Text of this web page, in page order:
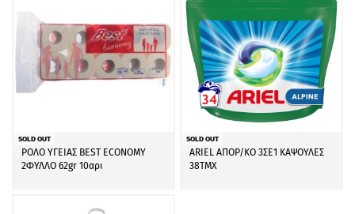
SOLD OUT
ΡΟΛΟ ΥΓΕΙΑΣ BEST ECONOMY
2ΦΥΛΛΟ 62gr 10αρι
SOLD OUT
ARIEL ΑΠΟΡ/ΚΟ 3ΣΕ1 ΚΑΨΟΥΛΕΣ
38ΤΜΧ